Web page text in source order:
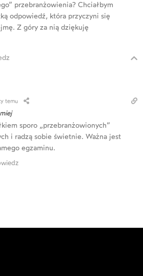
przebranżowienia? Chciałbym
odpowiedź, która przyczyni się
Z góry za nią dziękuję
temu
sporo „przebranżowionych”
i radzą sobie świetnie. Ważna jest
egzaminu.